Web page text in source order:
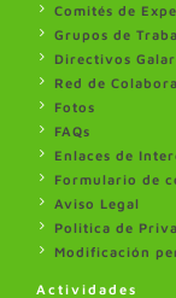
Comités de
Grupos de
Directivos
Red de
Fotos
FAQs
Enlaces de
Formulario de
Aviso Legal
Politica de
Modificación
Actividades